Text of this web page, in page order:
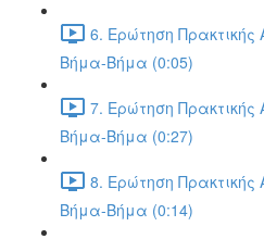
6. Ερώτηση
Βήμα-Βήμα (0:05)
7. Ερώτηση
Βήμα-Βήμα (0:27)
8. Ερώτηση
Βήμα-Βήμα (0:14)